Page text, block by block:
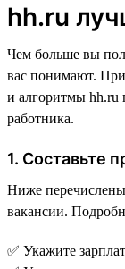
hh.ru
Чем больше вы
вас понимают.
и алгоритмы hh.ru
работника.
1. Составьте
Ниже
вакансии.
✅ Укажите